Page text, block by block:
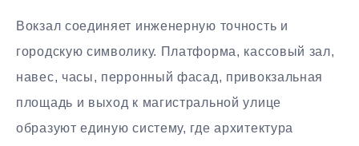
Вокзал соединяет инженерную точность и
городскую символику. Платформа, кассовый зал,
навес, часы, перронный фасад, привокзальная
площадь и выход к магистральной улице
образуют единую систему, где архитектура